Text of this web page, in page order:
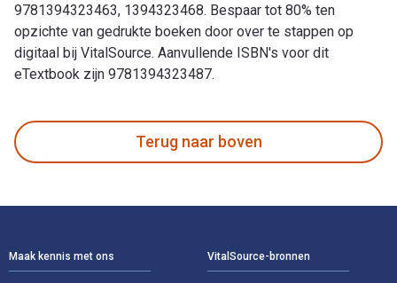
9781394323463, 1394323468. Bespaar tot 80% ten
opzichte van gedrukte boeken door over te stappen op
digitaal bij VitalSource. Aanvullende ISBN's voor dit
eTextbook zijn 9781394323487.
Terug naar boven
Maak kennis met ons VitalSource-bronnen